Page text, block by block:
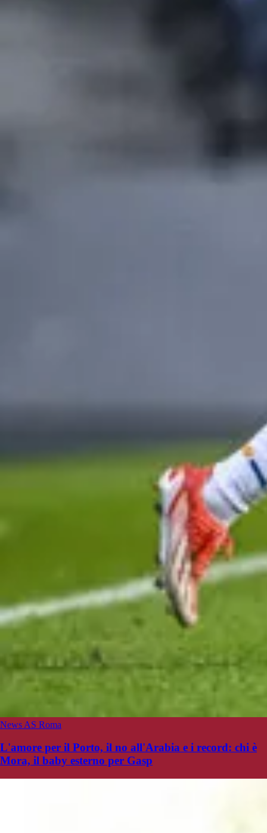
News AS Roma
L'amore per il Porto, il no all'Arabia e i record: chi è
Mora, il baby esterno per Gasp